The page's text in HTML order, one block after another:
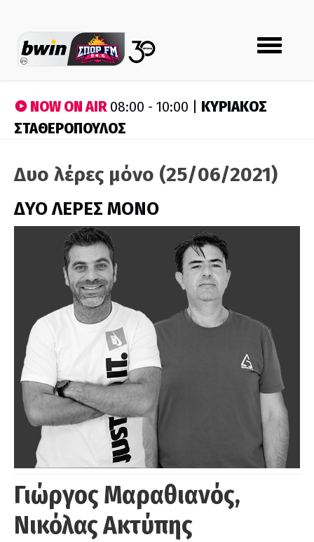
Toggle
navigation
NOW ON AIR08:00 - 10:00 | ΚΥΡΙΑΚΟΣ
ΣΤΑΘΕΡΟΠΟΥΛΟΣ
Δυο λέρες μόνο (25/06/2021)
ΔΥΟ ΛΕΡΕΣ ΜΟΝΟ
Γιώργος Μαραθιανός,
Νικόλας Ακτύπης